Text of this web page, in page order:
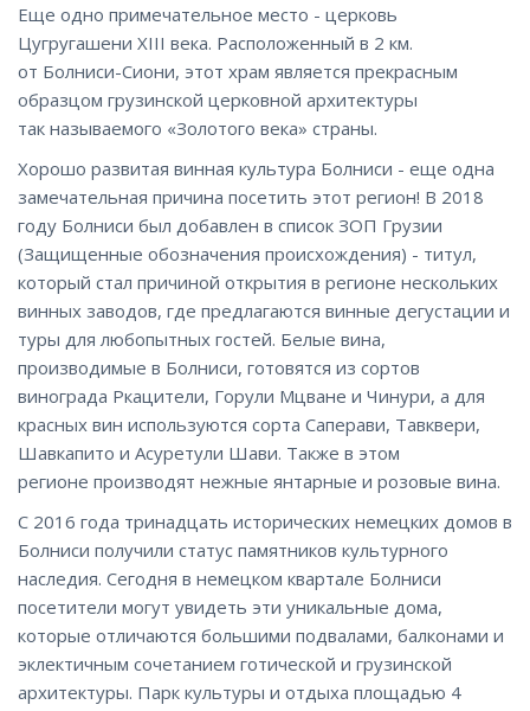
Еще одно примечательное место - церковь
Цугругашени XIII века. Расположенный в 2 км.
от Болниси-Сиони, этот храм является прекрасным
образцом грузинской церковной архитектуры
так называемого «Золотого века» страны.
Хорошо развитая винная культура Болниси - еще одна
замечательная причина посетить этот регион! В 2018
году Болниси был добавлен в список ЗОП Грузии
(Защищенные обозначения происхождения) - титул,
который стал причиной открытия в регионе нескольких
винных заводов, где предлагаются винные дегустации и
туры для любопытных гостей. Белые вина,
производимые в Болниси, готовятся из сортов
винограда Ркацители, Горули Мцване и Чинури, а для
красных вин используются сорта Саперави, Тавквери,
Шавкапито и Асуретули Шави. Также в этом
регионе производят нежные янтарные и розовые вина.
С 2016 года тринадцать исторических немецких домов в
Болниси получили статус памятников культурного
наследия. Сегодня в немецком квартале Болниси
посетители могут увидеть эти уникальные дома,
которые отличаются большими подвалами, балконами и
эклектичным сочетанием готической и грузинской
архитектуры. Парк культуры и отдыха площадью 4